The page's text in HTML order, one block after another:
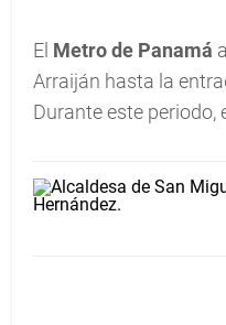
El Metro de Panamá
Arraiján hasta la
Durante este